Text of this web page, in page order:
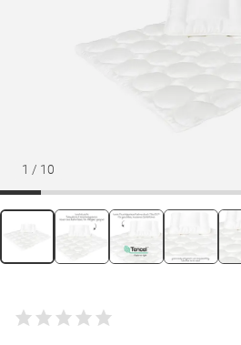
1 / 10